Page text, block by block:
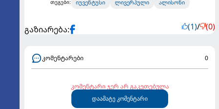
თეგები: იუვენტუსი ლივერპული ალისონი
გაზიარება: (1)/ (0)
კომენტარები 0
კომენტარი ჯერ არ გაკეთებულა
დაამატე კომენტარი